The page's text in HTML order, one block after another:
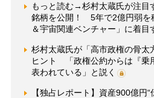
もっと読む→杉村太蔵氏が注目
銘柄を公開！ 5年で2億円弱を
＆宇宙関連ベンチャー」に着目
杉村太蔵氏が「高市政権の骨太
ヒント 「政権公約からは『乗
表われている」と説く
【独占レポート】資産900億円